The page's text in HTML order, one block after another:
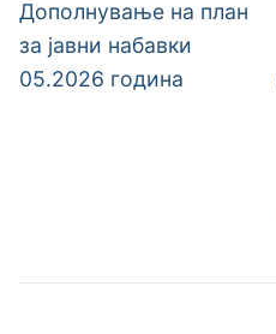
на
напис
Previous
post:
Дополнување на план
за јавни набавки
05.2026 година